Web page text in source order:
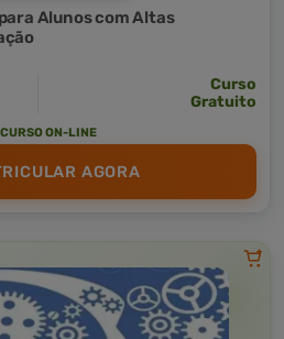
Alunos com Altas
Curso
Gratuito
CURSO ON-LINE
AGORA